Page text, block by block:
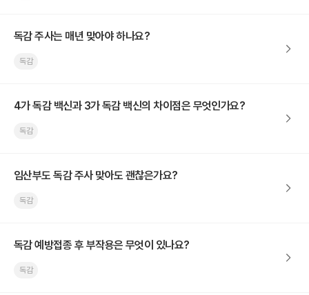
독감 주사는 매년 맞아야 하나요?
독감
4가 독감 백신과 3가 독감 백신의 차이점은 무엇인가요?
독감
임산부도 독감 주사 맞아도 괜찮은가요?
독감
독감 예방접종 후 부작용은 무엇이 있나요?
독감